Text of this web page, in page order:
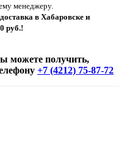
менеджеру.
в Хабаровске и
руб.!
можете получить,
+7 (4212) 75-87-72